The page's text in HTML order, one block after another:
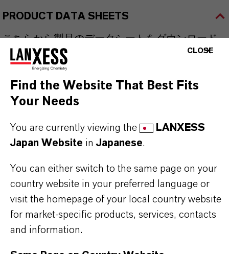
PRODUCT DATA SHEETS
こちらから製品のデータシートをダウンロード
できます。ドロップダウンメニューから項目を
選択すると、ダウンロードリンクが表示されま
す。
法分野を選択してください
CLOSE
Find the Website That Best Fits
Your Needs
You are currently viewing the
LANXESS
Japan Website inJapanese.
You can either switch to the same page on your
country website in your preferred language or
visit the homepage of your local country website
for market-specific products, services, contacts
and information.